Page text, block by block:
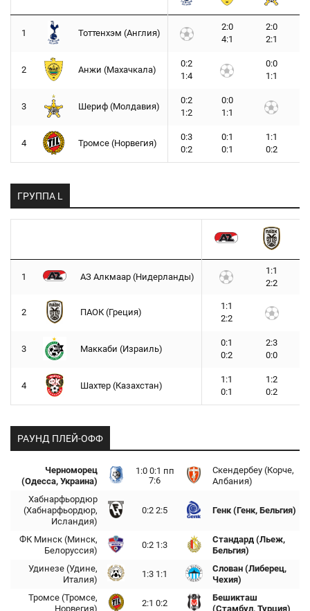
1 Тоттенхэм (Англия)
2:0
4:1
2:0
2:1
2 Анжи (Махачкала)
0:2
1:4
0:0
1:1
3 Шериф (Молдавия)
0:2
1:2
0:0
1:1
4 Тромсе (Норвегия)
0:3
0:2
0:1
0:1
1:1
0:2
ГРУППА L
1 АЗ Алкмаар (Нидерланды)
1:1
2:2
2 ПАОК (Греция)
1:1
2:2
3 Маккаби (Израиль)
0:1
0:2
2:3
0:0
4 Шахтер (Казахстан)
1:1
0:1
1:2
0:2
РАУНД ПЛЕЙ-ОФФ
Черноморец
(Одесса, Украина)
1:0 0:1 пп
7:6
Скендербеу (Корче,
Албания)
Хабнарфьордюр
(Хабнарфьордюр,
Исландия)
0:2 2:5 Генк (Генк, Бельгия)
ФК Минск (Минск,
Белоруссия)
0:2 1:3
Стандард (Льеж,
Бельгия)
Удинезе (Удине,
Италия)
1:3 1:1
Слован (Либерец,
Чехия)
Тромсе (Тромсе,
Норвегия)
2:1 0:2
Бешикташ
(Стамбул, Турция)